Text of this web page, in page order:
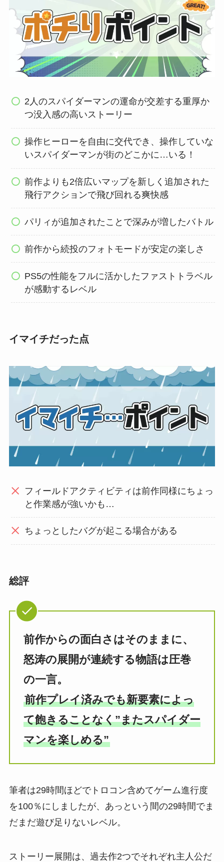
2人のスパイダーマンの運命が交差する重厚か
つ没入感の高いストーリー
操作ヒーローを自由に交代でき、操作していな
いスパイダーマンが街のどこかに…いる！
前作よりも2倍広いマップを新しく追加された
飛行アクションで飛び回れる爽快感
パリィが追加されたことで深みが増したバトル
前作から続投のフォトモードが安定の楽しさ
PS5の性能をフルに活かしたファストトラベル
が感動するレベル
イマイチだった点
フィールドアクティビティは前作同様にちょっ
と作業感が強いかも…
ちょっとしたバグが起こる場合がある
総評
前作からの面白さはそのままに、
怒涛の展開が連続する物語は圧巻
の一言。
前作プレイ済みでも新要素によっ
て飽きることなく”またスパイダー
マンを楽しめる”
筆者は29時間ほどでトロコン含めてゲーム進行度
を100％にしましたが、あっという間の29時間でま
だまだ遊び足りないレベル。
ストーリー展開は、過去作2つでそれぞれ主人公だ